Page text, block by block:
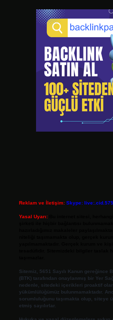
Reklam ve İletişim: Skype:
Yasal Uyarı:
Sitemiz, 5651 Sayılı Kanun
(BTK) tarafından onaylanmış bir Yer
nedenle, sitedeki içerikleri proaktif
yükümlülüğümüz bulunmamaktadır.
sorumluluğunu taşımakta olup, siteye
etmiş sayılırlar.